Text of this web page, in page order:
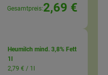
Gesamtpreis:2,69 €
Heumilch mind. 3,8% Fett
1l
2,79 € / 1l